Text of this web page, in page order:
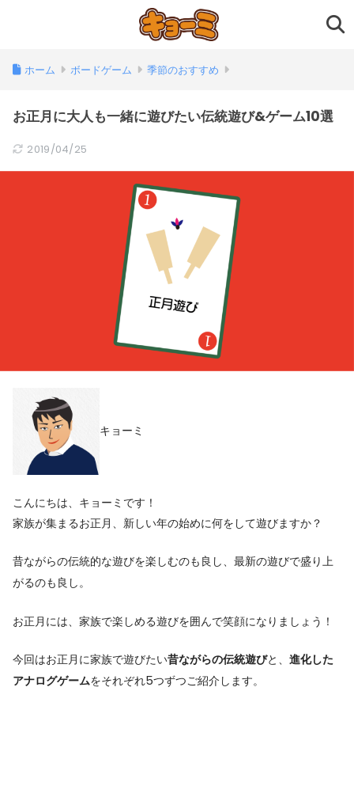
ホーム ボードゲーム 季節のおすすめ
お正月に大人も一緒に遊びたい伝統遊び&ゲーム10選
2019/04/25
キョーミ
こんにちは、キョーミです！
家族が集まるお正月、新しい年の始めに何をして遊びますか？
昔ながらの伝統的な遊びを楽しむのも良し、最新の遊びで盛り上
がるのも良し。
お正月には、家族で楽しめる遊びを囲んで笑顔になりましょう！
今回はお正月に家族で遊びたい昔ながらの伝統遊びと、 進化した
アナログゲームをそれぞれ5つずつご紹介します。